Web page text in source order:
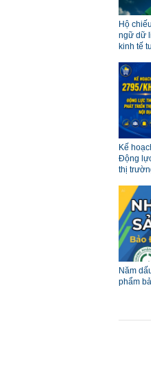
Hộ
ngữ dữ
kinh tế
Kế
Động
thị
Năm
phẩm